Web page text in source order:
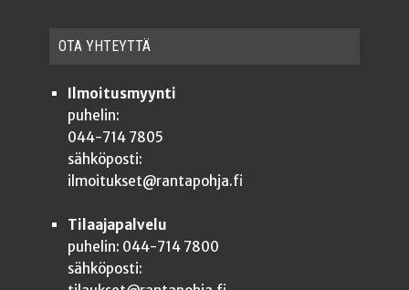
OTA YHTEYT­TÄ
Ilmoitusmyynti
puhelin:
044-714 7805
sähköposti:
ilmoitukset@rantapohja.fi
Tilaajapalvelu
puhelin: 044-714 7800
sähköposti: